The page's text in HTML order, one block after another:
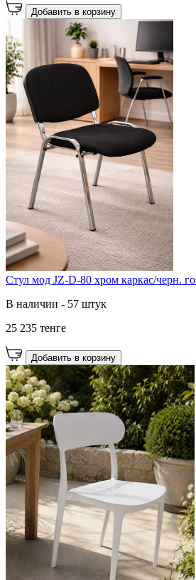
Добавить в корзину
Cтул мод JZ-D-80 хром каркас/черн.
В наличии - 57 штук
25 235 тенге
Добавить в корзину